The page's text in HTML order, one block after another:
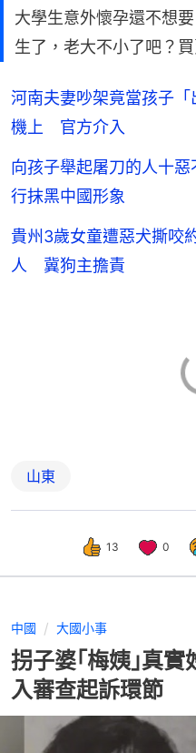
大學生意外懷孕還不想
生了，老大不小了吧？買
河南夫妻吵架竟當孩子
機上 官方介入
向孩子舉起屠刀的人十
行抹黑中國形象
貴州3歲女童遭惡犬撕
人 冀狗主擔責
山東
13 0
中國 大國小事
拐子婆｢梅姨｣真
入審查起訴環節